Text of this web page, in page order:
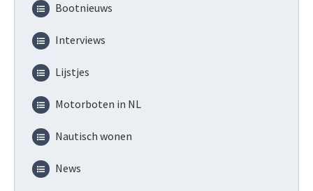
Bootnieuws
Interviews
Lijstjes
Motorboten in NL
Nautisch wonen
News